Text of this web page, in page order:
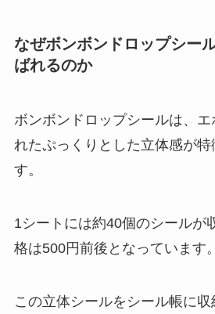
なぜボンボンドロップシー
ばれるのか
ボンボンドロップシールは、
れたぷっくりとした立体感が
す。
1シートには約40個のシールが
格は500円前後となっています。
この立体シールをシール帳に